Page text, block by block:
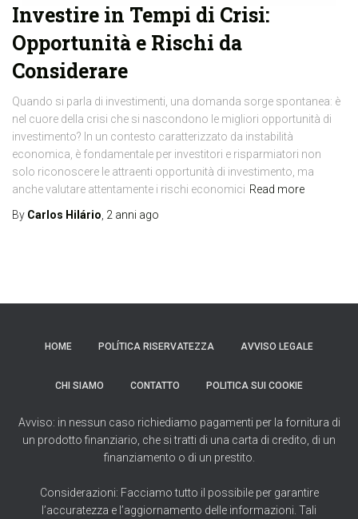
Investire in Tempi di Crisi:
Opportunità e Rischi da
Considerare
Quando si parla di investimenti, una domanda sorge spontanea: è
nel cuore della crisi che si nascondono le migliori opportunità di
investimento? In un contesto caratterizzato da instabilità
economica, è fondamentale per investitori e risparmiatori non
solo riconoscere le attraenti opportunità di investimento, ma
anche valutare attentamente i rischi economici Read more
By Carlos Hilário 2 anni ago
HOME POLÍTICA RISERVATEZZA AVVISO LEGALE
CHI SIAMO CONTATTO POLITICA SUI COOKIE
Avviso: in nessun caso richiediamo pagamenti per la fornitura di
un prodotto finanziario, che si tratti di una carta di credito, di un
finanziamento o di un prestito.
Considerazioni: Facciamo tutto il possibile per garantire
l’accuratezza e l’aggiornamento delle informazioni. Tali